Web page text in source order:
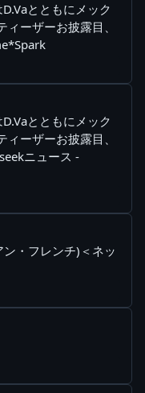
とともにメック
ィーザーお披露目、
とともにメック
ィーザーお披露目、
ニュース -
・フレンチ)＜ネッ